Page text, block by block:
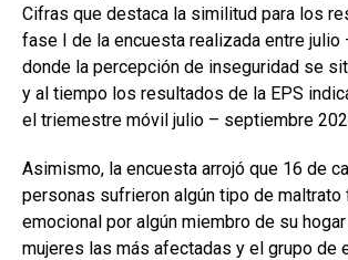
Cifras que destaca la similitud para los
fase I de la encuesta realizada entre julio
donde la percepción de inseguridad se
y al tiempo los resultados de la EPS
el triemestre móvil julio – septiembre
Asimismo, la encuesta arrojó que 16 de
personas sufrieron algún tipo de
emocional por algún miembro de su
mujeres las más afectadas y el grupo de